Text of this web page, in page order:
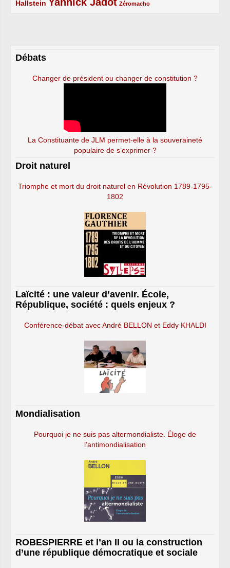
Hallstein
2/5
4/5 Zéromacho
1/5
Débats
Changer de président ou changer de constitution ?
La Constituante de JLM permet-elle à la souveraineté
populaire de s’exprimer ?
Droit naturel
Triomphe et mort du droit naturel en Révolution 1789-1795-
1802
Laïcité : une valeur d’avenir. École,
République, société : quels enjeux ?
Conférence-débat avec André BELLON et Eddy KHALDI
Mondialisation
Pourquoi je ne suis pas altermondialiste. Éloge de
l’antimondialisation
ROBESPIERRE et l’an II ou la construction
d’une république démocratique et sociale